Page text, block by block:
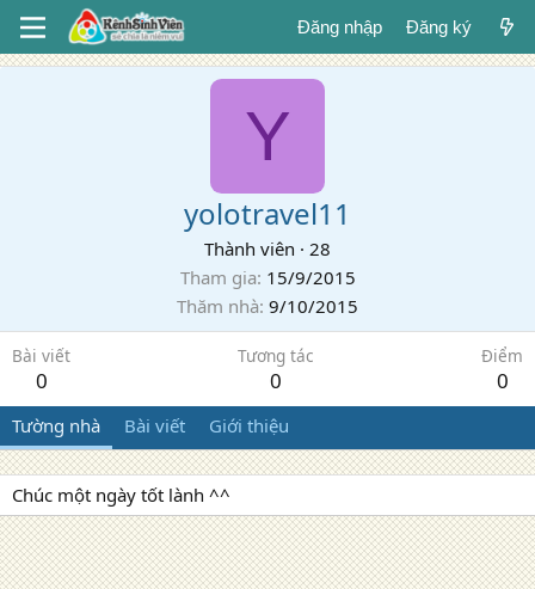
Đăng nhập Đăng ký
Y
yolotravel11
Thành viên · 28
Tham gia 15/9/2015
Thăm nhà 9/10/2015
Bài viết
0
Tương tác
0
Điểm
0
Tường nhà Bài viết Giới thiệu
Chúc một ngày tốt lành ^^